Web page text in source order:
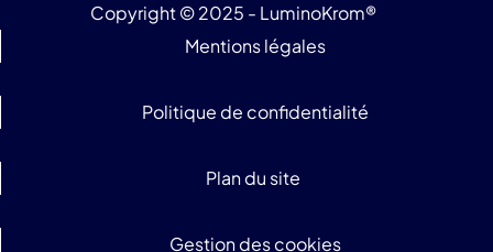
Copyright © 2025 - LuminoKrom®
Mentions légales
Politique de confidentialité
Plan du site
Gestion des cookies